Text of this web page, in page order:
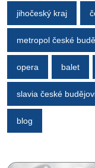
jihočeský kraj
metropol české
opera balet
slavia české
blog